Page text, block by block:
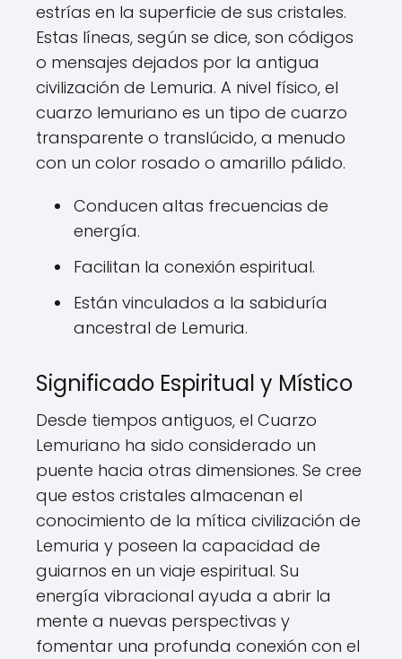
estrías en la superficie de sus cristales.
Estas líneas, según se dice, son códigos
o mensajes dejados por la antigua
civilización de Lemuria. A nivel físico, el
cuarzo lemuriano es un tipo de cuarzo
transparente o translúcido, a menudo
con un color rosado o amarillo pálido.
Conducen altas frecuencias de
energía.
Facilitan la conexión espiritual.
Están vinculados a la sabiduría
ancestral de Lemuria.
Significado Espiritual y Místico
Desde tiempos antiguos, el Cuarzo
Lemuriano ha sido considerado un
puente hacia otras dimensiones. Se cree
que estos cristales almacenan el
conocimiento de la mítica civilización de
Lemuria y poseen la capacidad de
guiarnos en un viaje espiritual. Su
energía vibracional ayuda a abrir la
mente a nuevas perspectivas y
fomentar una profunda conexión con el